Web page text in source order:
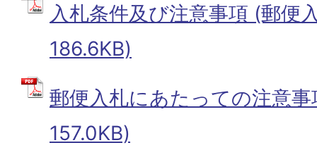
入札条件及び注意事項 (郵便
186.6KB)
郵便入札にあたっての注意
157.0KB)